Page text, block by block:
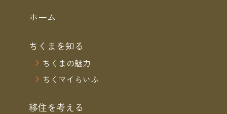
ホーム
ちくまを知る
ちくまの魅力
ちくマイらいふ
移住を考える